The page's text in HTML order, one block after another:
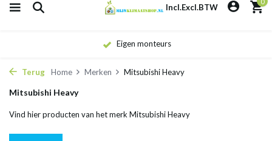
Incl.Excl.BTW
Eigen monteurs
Terug Home Merken Mitsubishi Heavy
Mitsubishi Heavy
Vind hier producten van het merk Mitsubishi Heavy